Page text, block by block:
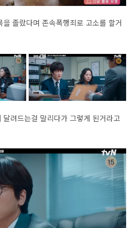
졸랐다며 존속폭행죄로 고소를 할거
려드는걸 말리다가 그렇게 된거라고